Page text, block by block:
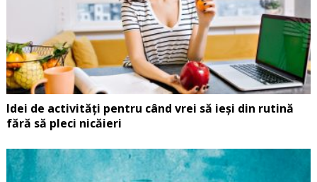
Idei de activități pentru când vrei să ieși din rutină
fără să pleci nicăieri